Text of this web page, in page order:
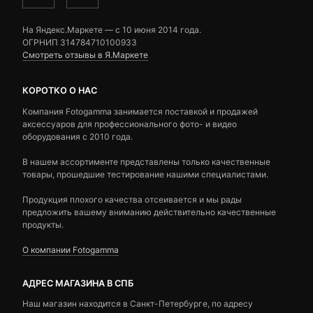
На Яндекс.Маркете — c 10 июня 2014 года.
ОГРНИП 314784710100933
Смотреть отзывы в Я.Маркете
КОРОТКО О НАС
Компания Fotogamma занимается поставкой и продажей
аксессуаров для профессионального фото- и видео
оборудования с 2010 года.
В нашем ассортименте представлены только качественные
товары, прошедшие тестирование нашими специалистами.
Продукция плохого качества отсеивается и мы рады
предложить вашему вниманию действительно качественные
продукты.
О компании Fotogamma
АДРЕС МАГАЗИНА В СПБ
Наш магазин находится в Санкт-Петербурге, по адресу